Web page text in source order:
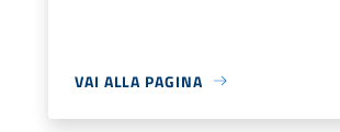
VAI ALLA PAGINA